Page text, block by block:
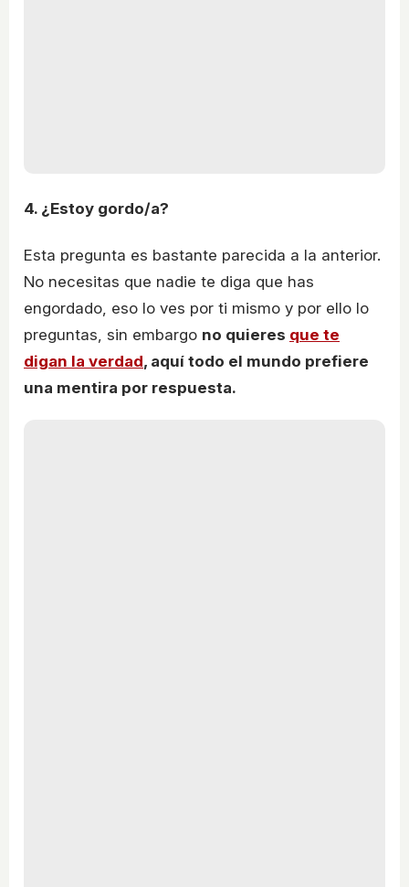
4. ¿Estoy gordo/a?
Esta pregunta es bastante parecida a la anterior.
No necesitas que nadie te diga que has
engordado, eso lo ves por ti mismo y por ello lo
preguntas, sin embargo no quieres que te
digan la verdad, aquí todo el mundo prefiere
una mentira por respuesta.